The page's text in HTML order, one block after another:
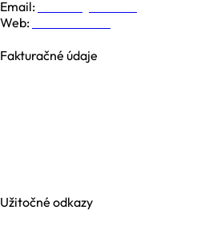
Email:
Web:
Fakturačné údaje
Užitočné odkazy